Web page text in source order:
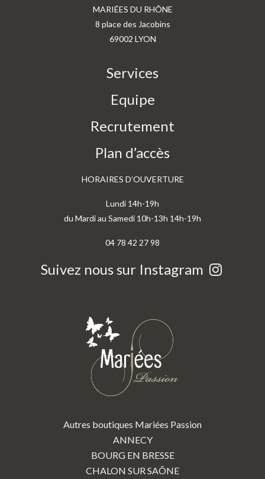
MARIÉES DU RHÔNE
8 place des Jacobins
69002 LYON
Services
Equipe
Recrutement
Plan d’accès
HORAIRES D’OUVERTURE
Lundi 14h-19h
du Mardi au Samedi 10h-13h 14h-19h
04 78 42 27 98
Suivez nous sur Instagram
Autres boutiques Mariées Passion
ANNECY
BOURG EN BRESSE
CHALON SUR SAÔNE